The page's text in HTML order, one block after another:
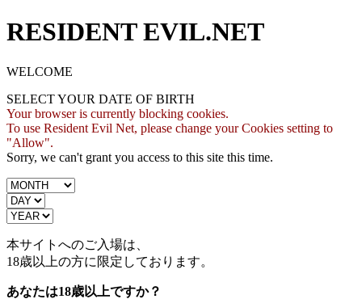
RESIDENT EVIL.NET
WELCOME
SELECT YOUR DATE OF BIRTH
Your browser is currently blocking cookies.
To use Resident Evil Net, please change your Cookies setting to
"Allow".
Sorry, we can't grant you access to this site this time.
本サイトへのご入場は、
18歳以上の方に限定しております。
あなたは18歳以上ですか？